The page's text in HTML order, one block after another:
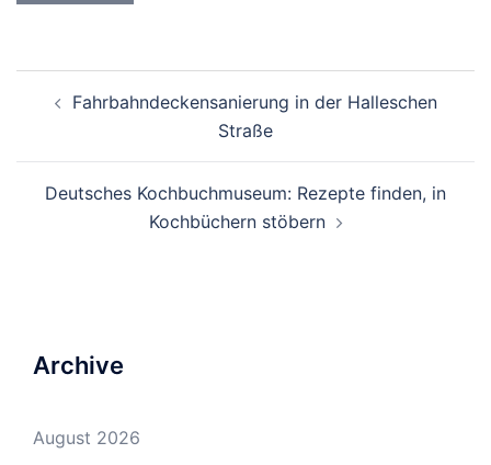
Navigation
Fahrbahndeckensanierung in der Halleschen
Straße
Deutsches Kochbuchmuseum: Rezepte finden, in
Kochbüchern stöbern
Archive
August 2026